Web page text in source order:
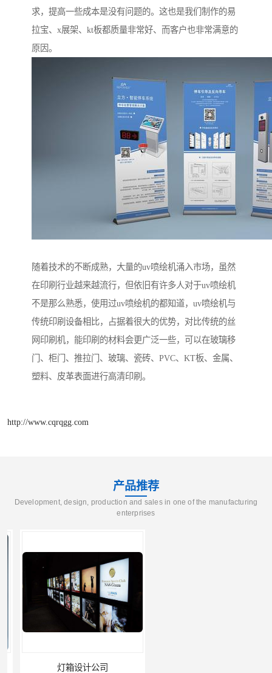
求，提高一些成本是没有问题的。这也是我们制作的易
拉宝、x展架、kt板都质量非常好、而客户也非常满意的
原因。
随着技术的不断成熟，大量的uv喷绘机涌入市场，虽然
在印刷行业越来越流行，但依旧有许多人对于uv喷绘机
不是那么熟悉，使用过uv喷绘机的都知道，uv喷绘机与
传统印刷设备相比，占据着很大的优势，对比传统的丝
网印刷机，能印刷的材料会更广泛一些，可以在玻璃移
门、柜门、推拉门、玻璃、瓷砖、PVC、KT板、金属、
塑料、皮革表面进行高清印刷。
http://www.cqrqgg.com
产品推荐
Development, design, production and sales in one of the manufacturing
enterprises
灯箱设计公司